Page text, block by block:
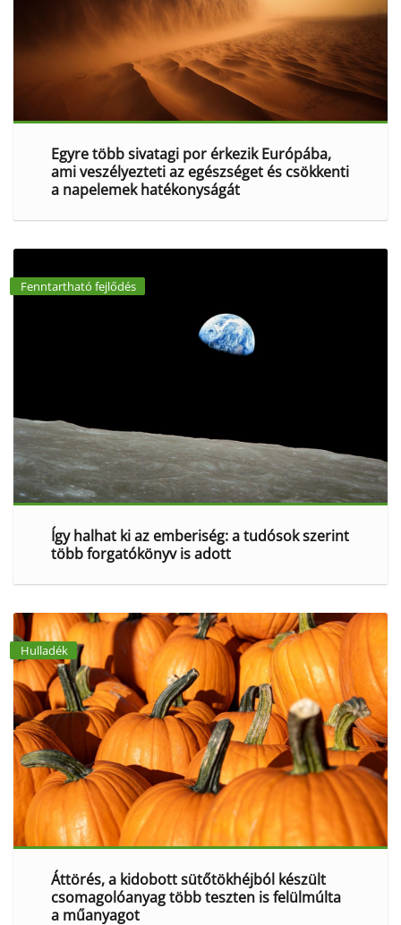
Egyre több sivatagi por érkezik Európába,
ami veszélyezteti az egészséget és csökkenti
a napelemek hatékonyságát
Fenntartható fejlődés
Így halhat ki az emberiség: a tudósok szerint
több forgatókönyv is adott
Hulladék
Áttörés, a kidobott sütőtökhéjból készült
csomagolóanyag több teszten is felülmúlta
a műanyagot